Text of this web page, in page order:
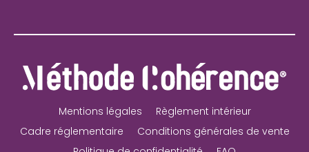
Mentions légales
Règlement intérieur
Cadre réglementaire
Conditions générales de vente